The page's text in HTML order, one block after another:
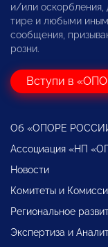
и/или оскорбления,
тире и любыми
сообщения,
розни.
Вступи в
Об «ОПОРЕ
Ассоциация «НП
Новости
Комитеты и
Региональное
Экспертиза и